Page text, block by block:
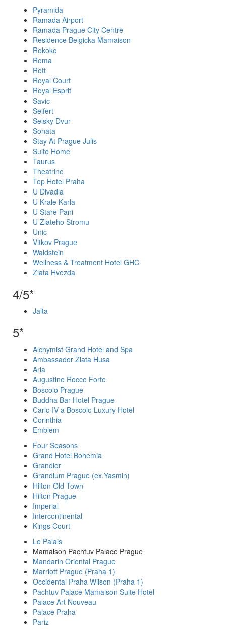
Pyramida
Ramada Airport
Ramada Prague City Centre
Residence Belgicka Mamaison
Rokoko
Roma
Rott
Royal Court
Royal Esprit
Savic
Seifert
Selsky Dvur
Sonata
Stay At Prague Julis
Suite Home
Taurus
Theatrino
Top Hotel Praha
U Divadla
U Krale Karla
U Stare Pani
U Zlateho Stromu
Unic
Vitkov Prague
Waldstein
Wellness & Treatment Hotel GHC
Zlata Hvezda
4/5*
Jalta
5*
Alchymist Grand Hotel and Spa
Ambassador Zlata Husa
Aria
Augustine Rocco Forte
Boscolo Prague
Buddha Bar Hotel Prague
Carlo IV a Boscolo Luxury Hotel
Corinthia
Emblem
Four Seasons
Grand Hotel Bohemia
Grandior
Grandium Prague (ex.Yasmin)
Hilton Old Town
Hilton Prague
Imperial
Intercontinental
Kings Court
Le Palais
Mamaison Pachtuv Palace Prague
Mandarin Oriental Prague
Marriott Prague (Praha 1)
Occidental Praha Wilson (Praha 1)
Pachtuv Palace Mamaison Suite Hotel
Palace Art Nouveau
Palace Praha
Pariz